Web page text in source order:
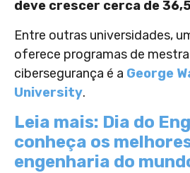
deve crescer cerca de
Entre outras universidades,
oferece programas de
cibersegurança é a George
University.
Leia mais: Dia do
conheça os
engenharia do